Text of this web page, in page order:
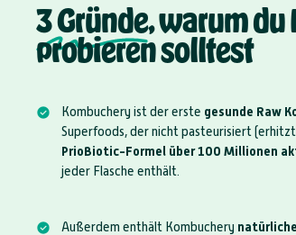
3 Gründe, warum
probieren solltest
Kombuchery ist der erste gesunde Raw
Superfoods, der nicht pasteurisiert
PrioBiotic-Formel über 100 Millionen
jeder Flasche enthält.
Außerdem enthält Kombuchery